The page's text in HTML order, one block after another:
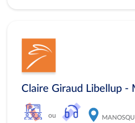
Claire Giraud Libellup -
ou